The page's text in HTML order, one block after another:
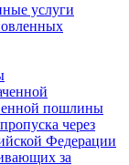
услуги
пошлины
через
Федерации
за